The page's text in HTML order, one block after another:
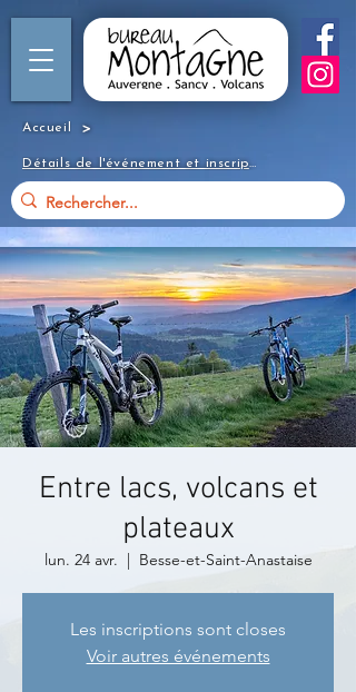
Accueil >
Détails de l'événement et inscription
Entre lacs, volcans et
plateaux
lun. 24 avr.
  |
Besse-et-Saint-Anastaise
Les inscriptions sont closes
Voir autres événements